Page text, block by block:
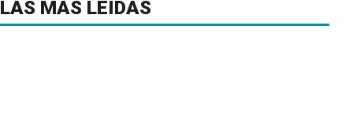
LAS MÁS LEÍDAS